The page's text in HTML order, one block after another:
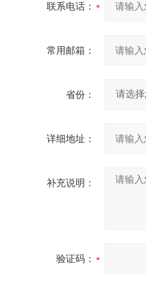
联系电话：
常用邮箱：
省份：
详细地址：
补充说明：
验证码：